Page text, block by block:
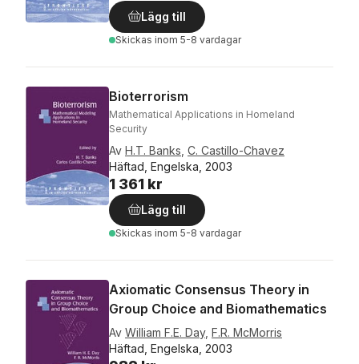
Lägg till
Skickas inom 5-8 vardagar
Bioterrorism
Mathematical Applications in Homeland
Security
Av H.T. Banks C. Castillo-Chavez
Häftad, Engelska, 2003
1 361 kr
Lägg till
Skickas inom 5-8 vardagar
Axiomatic Consensus Theory in
Group Choice and Biomathematics
Av William F.E. Day, F.R. McMorris
Häftad, Engelska, 2003